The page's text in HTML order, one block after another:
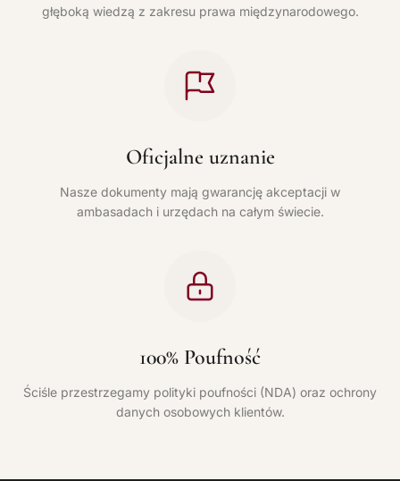
głęboką wiedzą z zakresu prawa międzynarodowego.
Oficjalne uznanie
Nasze dokumenty mają gwarancję akceptacji w
ambasadach i urzędach na całym świecie.
100% Poufność
Ściśle przestrzegamy polityki poufności (NDA) oraz ochrony
danych osobowych klientów.